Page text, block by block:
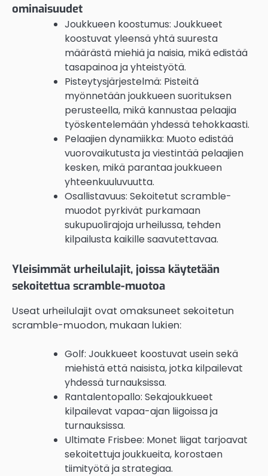
ominaisuudet
Joukkueen koostumus: Joukkueet
koostuvat yleensä yhtä suuresta
määrästä miehiä ja naisia, mikä edistää
tasapainoa ja yhteistyötä.
Pisteytysjärjestelmä: Pisteitä
myönnetään joukkueen suorituksen
perusteella, mikä kannustaa pelaajia
työskentelemään yhdessä tehokkaasti.
Pelaajien dynamiikka: Muoto edistää
vuorovaikutusta ja viestintää pelaajien
kesken, mikä parantaa joukkueen
yhteenkuuluvuutta.
Osallistavuus: Sekoitetut scramble-
muodot pyrkivät purkamaan
sukupuolirajoja urheilussa, tehden
kilpailusta kaikille saavutettavaa.
Yleisimmät urheilulajit, joissa käytetään
sekoitettua scramble-muotoa
Useat urheilulajit ovat omaksuneet sekoitetun
scramble-muodon, mukaan lukien:
Golf: Joukkueet koostuvat usein sekä
miehistä että naisista, jotka kilpailevat
yhdessä turnauksissa.
Rantalentopallo: Sekajoukkueet
kilpailevat vapaa-ajan liigoissa ja
turnauksissa.
Ultimate Frisbee: Monet liigat tarjoavat
sekoitettuja joukkueita, korostaen
tiimityötä ja strategiaa.